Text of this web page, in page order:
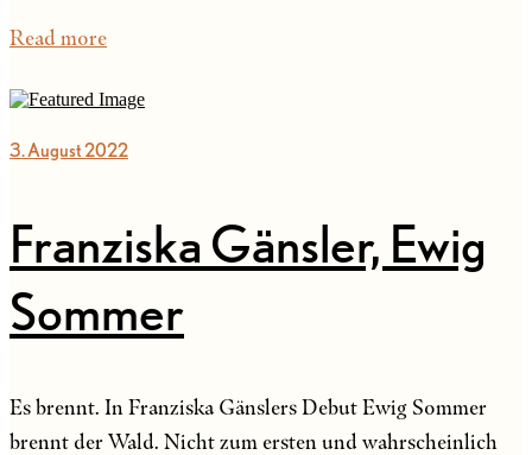
Read more
3. August 2022
Franziska Gänsler, Ewig
Sommer
Es brennt. In Franziska Gänslers Debut Ewig Sommer
brennt der Wald. Nicht zum ersten und wahrscheinlich